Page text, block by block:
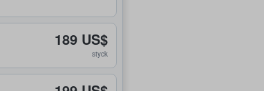
189 US$
styck